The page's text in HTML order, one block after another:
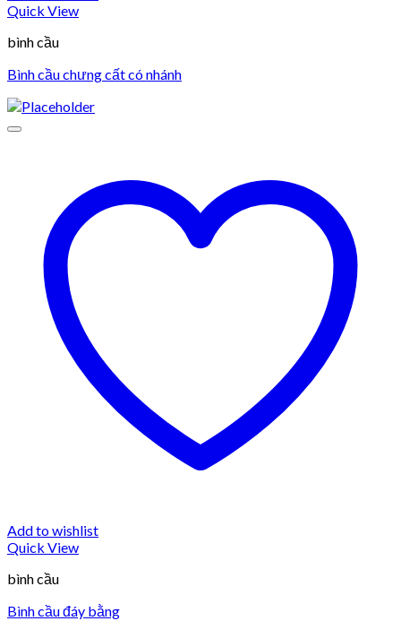
Quick View
bình cầu
Bình cầu chưng cất có nhánh
Add to wishlist
Quick View
bình cầu
Bình cầu đáy bằng